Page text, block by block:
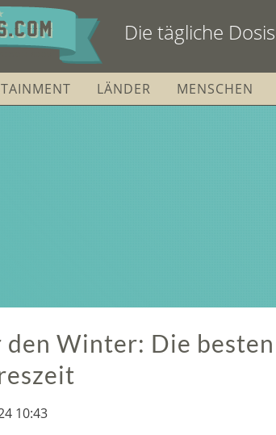
Die tägliche
LÄNDER MENSCHEN
Winter: Die
10:43